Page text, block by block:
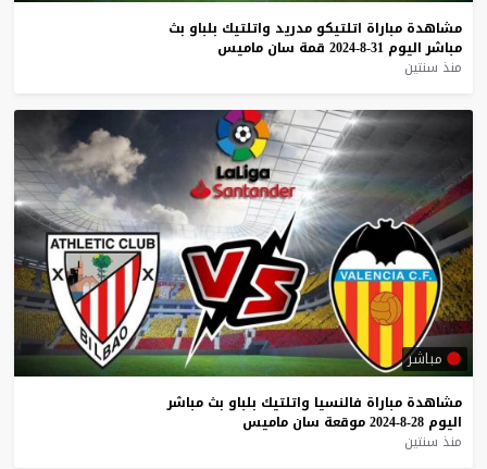
مشاهدة مباراة اتلتيكو مدريد واتلتيك بلباو بث
مباشر اليوم 31-8-2024 قمة سان ماميس
منذ سنتين
مباشر
مشاهدة مباراة فالنسيا واتلتيك بلباو بث مباشر
اليوم 28-8-2024 موقعة سان ماميس
منذ سنتين